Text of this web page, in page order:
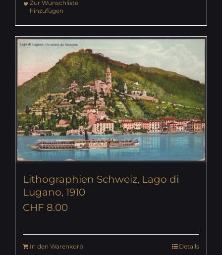
Zur Wunschliste
hinzufügen
Lithographien Schweiz, Lago di
Lugano, 1910
CHF 8.00
In den Warenkorb
Details